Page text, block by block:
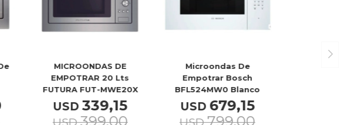
MICROONDAS DE
EMPOTRAR 20 Lts
FUTURA FUT-MWE20X
USD 339,15
USD 399,00
Microondas De
Empotrar Bosch
BFL524MW0 Blanco
USD 679,15
USD 799,00